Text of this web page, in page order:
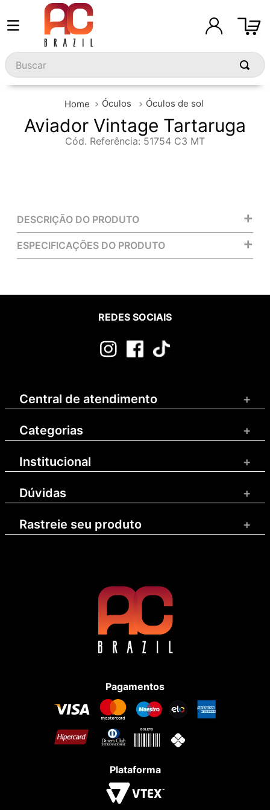
Buscar
Óculos Óculos de sol
Aviador Vintage Tartaruga
Cód. Referência: 51754 C3 MT
DESCRIÇÃO DO PRODUTO +
ESPECIFICAÇÕES DO PRODUTO +
REDES SOCIAIS
Central de atendimento +
Categorias +
Institucional +
Dúvidas +
Rastreie seu produto +
Pagamentos
Plataforma